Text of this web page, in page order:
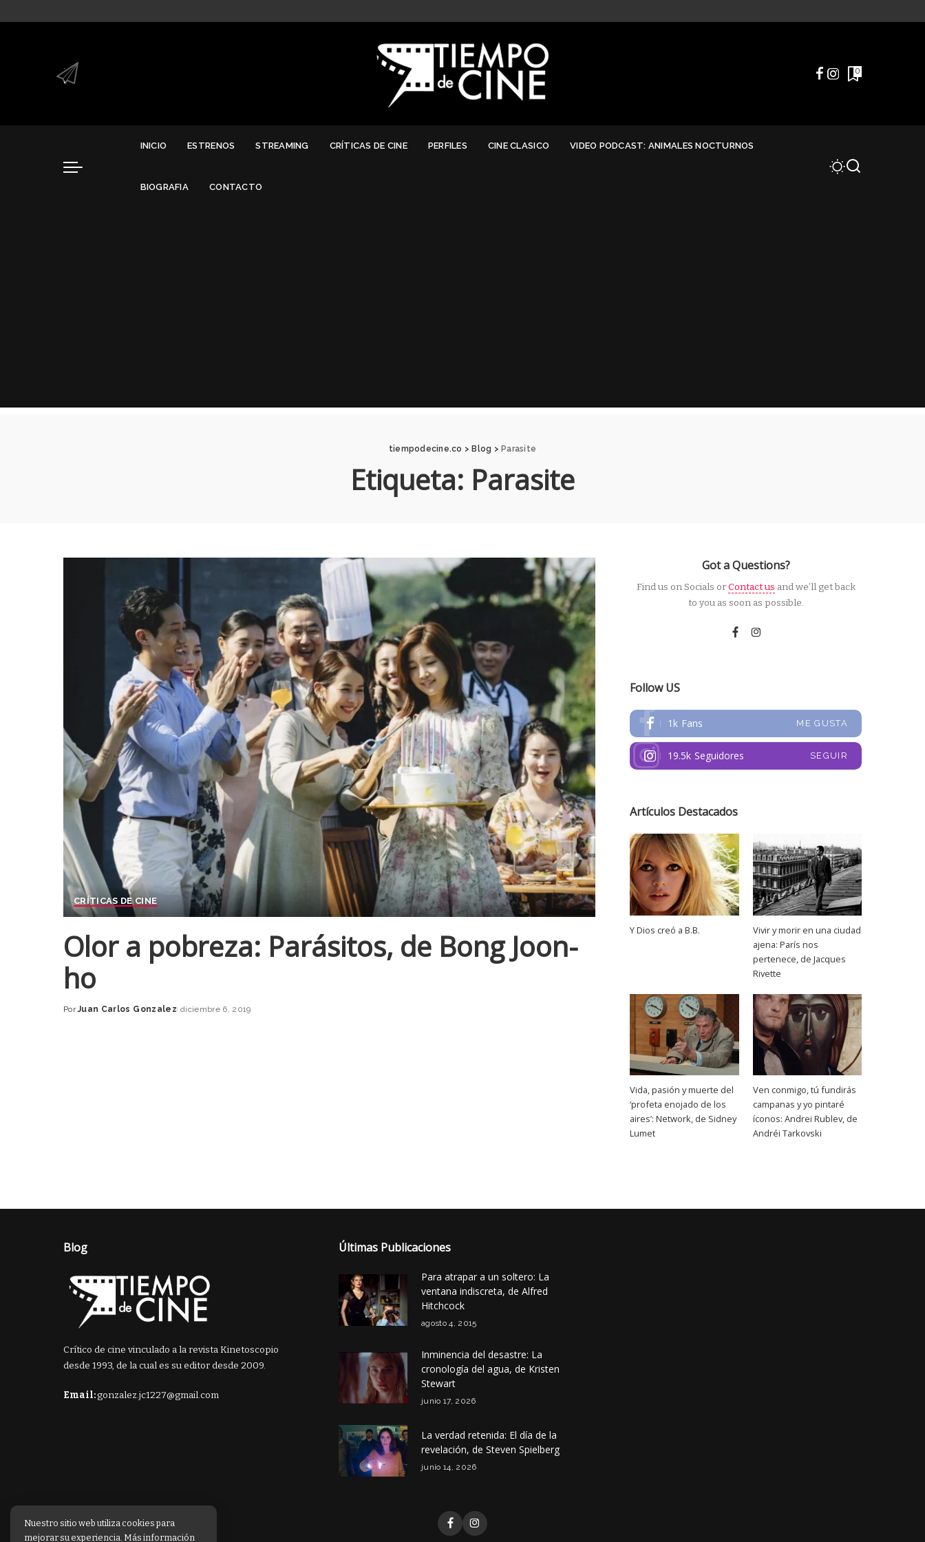
.
.
0
INICIO ESTRENOS STREAMING CRÍTICAS DE CINE PERFILES CINE CLASICO VIDEO PODCAST: ANIMALES NOCTURNOS
BIOGRAFIA CONTACTO
tiempodecine.co > Blog > Parasite
Etiqueta: Parasite
CRÍTICAS DE CINE
Olor a pobreza: Parásitos, de Bong Joon-
ho
Posted
Por Juan Carlos Gonzalez diciembre 6, 2019
Got a Questions?
Find us on Socials orContact us and we’ll get back
to you as soon as possible.
Follow US
1k Fans ME GUSTA
19.5k Seguidores SEGUIR
Artículos Destacados
Y Dios creó a B.B.
Vivir y morir en una ciudad
ajena: París nos
pertenece, de Jacques
Rivette
Vida, pasión y muerte del
‘profeta enojado de los
aires’: Network, de Sidney
Lumet
Ven conmigo, tú fundirás
campanas y yo pintaré
íconos: Andrei Rublev, de
Andréi Tarkovski
Blog
Crítico de cine vinculado a la revista Kinetoscopio
desde 1993, de la cual es su editor desde 2009.
Email:gonzalez.jc1227@gmail.com
Últimas Publicaciones
Para atrapar a un soltero: La
ventana indiscreta, de Alfred
Hitchcock
agosto 4, 2015
Inminencia del desastre: La
cronología del agua, de Kristen
Stewart
junio 17, 2026
La verdad retenida: El día de la
revelación, de Steven Spielberg
junio 14, 2026
Nuestro sitio web utiliza cookies para
mejorar su experiencia. Más información